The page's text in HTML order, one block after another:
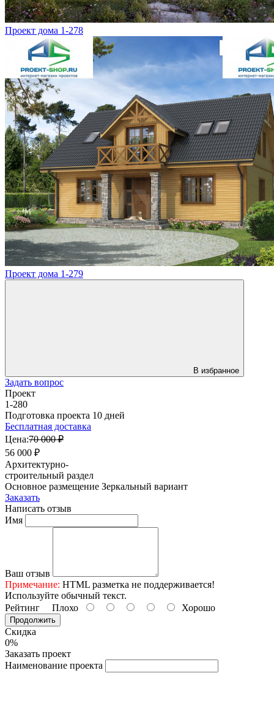
Проект дома 1-278
Проект дома 1-279
В избранное
Задать вопрос
Проект
1-280
Подготовка проекта 10 дней
Бесплатная доставка
Цена:70 000 ₽
56 000 ₽
Архитектурно-
строительный раздел
Основное размещение Зеркальный вариант
Заказать
Написать отзыв
Имя
Ваш отзыв
Примечание: HTML разметка не поддерживается!
Используйте обычный текст.
Рейтинг Плохо Хорошо
Продолжить
Скидка
0%
Заказать проект
Наименование проекта